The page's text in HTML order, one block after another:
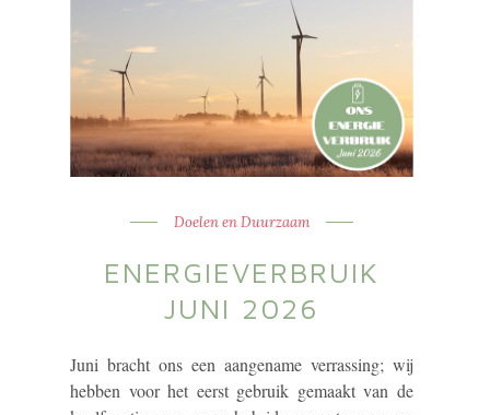
Doelen en Duurzaam
ENERGIEVERBRUIK
JUNI 2026
Juni bracht ons een aangename verrassing; wij
hebben voor het eerst gebruik gemaakt van de